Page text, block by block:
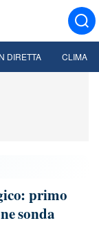
DIRETTA CLIMA
primo
sonda